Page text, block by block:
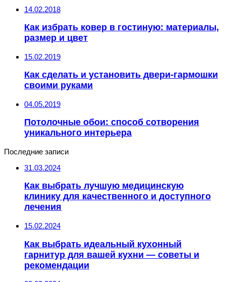
14.02.2018
Как избрать ковер в гостиную: материалы,
размер и цвет
15.02.2019
Как сделать и установить двери-гармошки
своими руками
04.05.2019
Потолочные обои: способ сотворения
уникального интерьера
Последние записи
31.03.2024
Как выбрать лучшую медицинскую
клинику для качественного и доступного
лечения
15.02.2024
Как выбрать идеальный кухонный
гарнитур для вашей кухни — советы и
рекомендации